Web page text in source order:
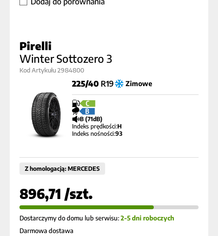
Pirelli
Winter Sottozero 3
Kod Artykułu 2984800
225/40R19 Zimowe
C
B
B (71dB)
Indeks prędkości:H
Indeks nośności:93
Z homologacją: MERCEDES
896,71 /szt.
Dostarczymy do domu lub serwisu:2-5 dni roboczych
Darmowa dostawa